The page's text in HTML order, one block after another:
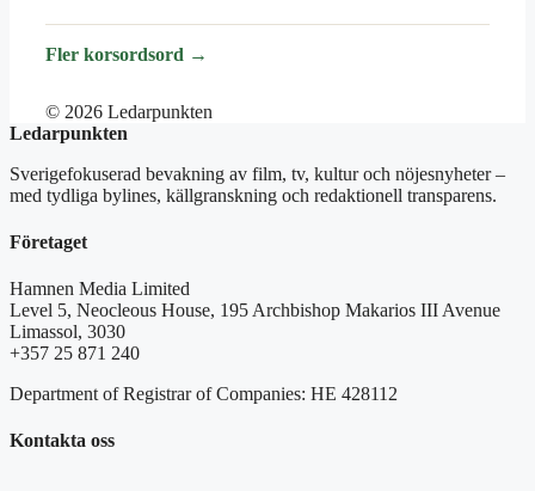
Fler korsordsord →
© 2026 Ledarpunkten
Ledarpunkten
Sverigefokuserad bevakning av film, tv, kultur och nöjesnyheter –
med tydliga bylines, källgranskning och redaktionell transparens.
Företaget
Hamnen Media Limited
Level 5, Neocleous House, 195 Archbishop Makarios III Avenue
Limassol, 3030
+357 25 871 240
Department of Registrar of Companies: HE 428112
Kontakta oss